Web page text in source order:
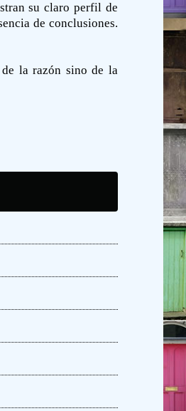
su claro perfil de
de conclusiones.
la razón sino de la